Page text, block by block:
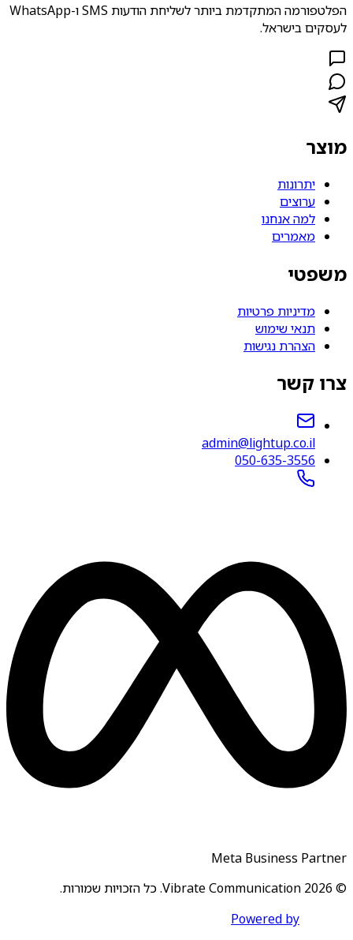
הפלטפורמה המתקדמת ביותר לשליחת הודעות SMS ו-WhatsApp
לעסקים בישראל.
מוצר
יתרונות
ערוצים
למה אנחנו
מאמרים
משפטי
מדיניות פרטיות
תנאי שימוש
הצהרת נגישות
צרו קשר
admin@lightup.co.il
050-635-3556
Meta Business Partner
© 2026 Vibrate Communication. כל הזכויות שמורות.
Powered by